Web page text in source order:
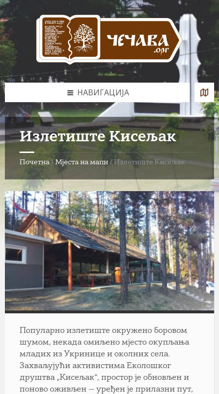
Skip
to
content
Skip
to
left
sidebar
Skip
to
right
sidebar
Skip
to
footer
НАВИГАЦИЈА
Излетиште Кисељак
Почетна /Мјеста на мапи / Излетиште Кисељак
Популарно излетиште окружено боровом
шумом, некада омиљено мјесто окупљања
младих из Укринице и околних села.
Захваљујући активистима Еколошког
друштва „Кисељак“, простор је обновљен и
поново оживљен — уређен је прилазни пут,